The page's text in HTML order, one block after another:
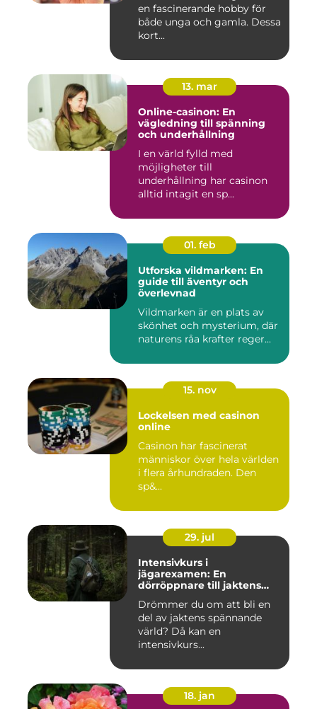
en fascinerande hobby för
både unga och gamla. Dessa
kort...
13. mar
Online-casinon: En
vägledning till spänning
och underhållning
I en värld fylld med
möjligheter till
underhållning har casinon
alltid intagit en sp...
01. feb
Utforska vildmarken: En
guide till äventyr och
överlevnad
Vildmarken är en plats av
skönhet och mysterium, där
naturens råa krafter reger...
15. nov
Lockelsen med casinon
online
Casinon har fascinerat
människor över hela världen
i flera århundraden. Den
sp&...
29. jul
Intensivkurs i
jägarexamen: En
dörröppnare till jaktens
Drömmer du om att bli en
del av jaktens spännande
värld? Då kan en
intensivkurs...
18. jan